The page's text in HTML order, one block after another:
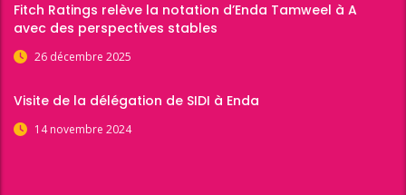
Fitch Ratings relève la notation d’Enda Tamweel à A
avec des perspectives stables
26 décembre 2025
Visite de la délégation de SIDI à Enda
14 novembre 2024